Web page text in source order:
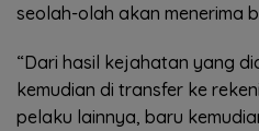
seolah-olah akan menerima
“Dari hasil kejahatan yang
kemudian di transfer ke
pelaku lainnya, baru